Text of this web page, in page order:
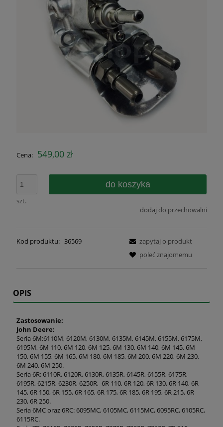
Cena: 549,00 zł
szt.
do koszyka
dodaj do przechowalni
Kod produktu: 36569
zapytaj o produkt
poleć znajomemu
OPIS
Zastosowanie:
John Deere:
Seria 6M:6110M, 6120M, 6130M, 6135M, 6145M, 6155M, 6175M,
6195M, 6M 110, 6M 120, 6M 125, 6M 130, 6M 140, 6M 145, 6M
150, 6M 155, 6M 165, 6M 180, 6M 185, 6M 200, 6M 220, 6M 230,
6M 240, 6M 250.
Seria 6R: 6110R, 6120R, 6130R, 6135R, 6145R, 6155R, 6175R,
6195R, 6215R, 6230R, 6250R, 6R 110, 6R 120, 6R 130, 6R 140, 6R
145, 6R 150, 6R 155, 6R 165, 6R 175, 6R 185, 6R 195, 6R 215, 6R
230, 6R 250.
Seria 6MC oraz 6RC: 6095MC, 6105MC, 6115MC, 6095RC, 6105RC,
6115RC.